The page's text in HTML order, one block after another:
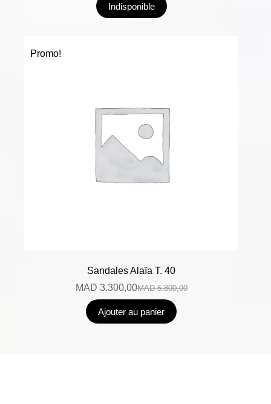
Indisponible
Promo!
Sandales Alaïa T. 40
MAD5.800,00
MAD 3.300,00
Ajouter au panier